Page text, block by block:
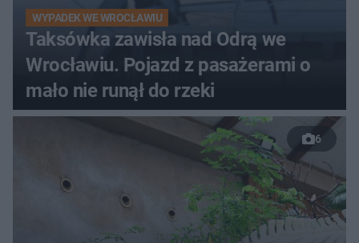
WYPADEK WE WROCŁAWIU
Taksówka zawisła nad Odrą we
Wrocławiu. Pojazd z pasażerami o
mało nie runął do rzeki
6